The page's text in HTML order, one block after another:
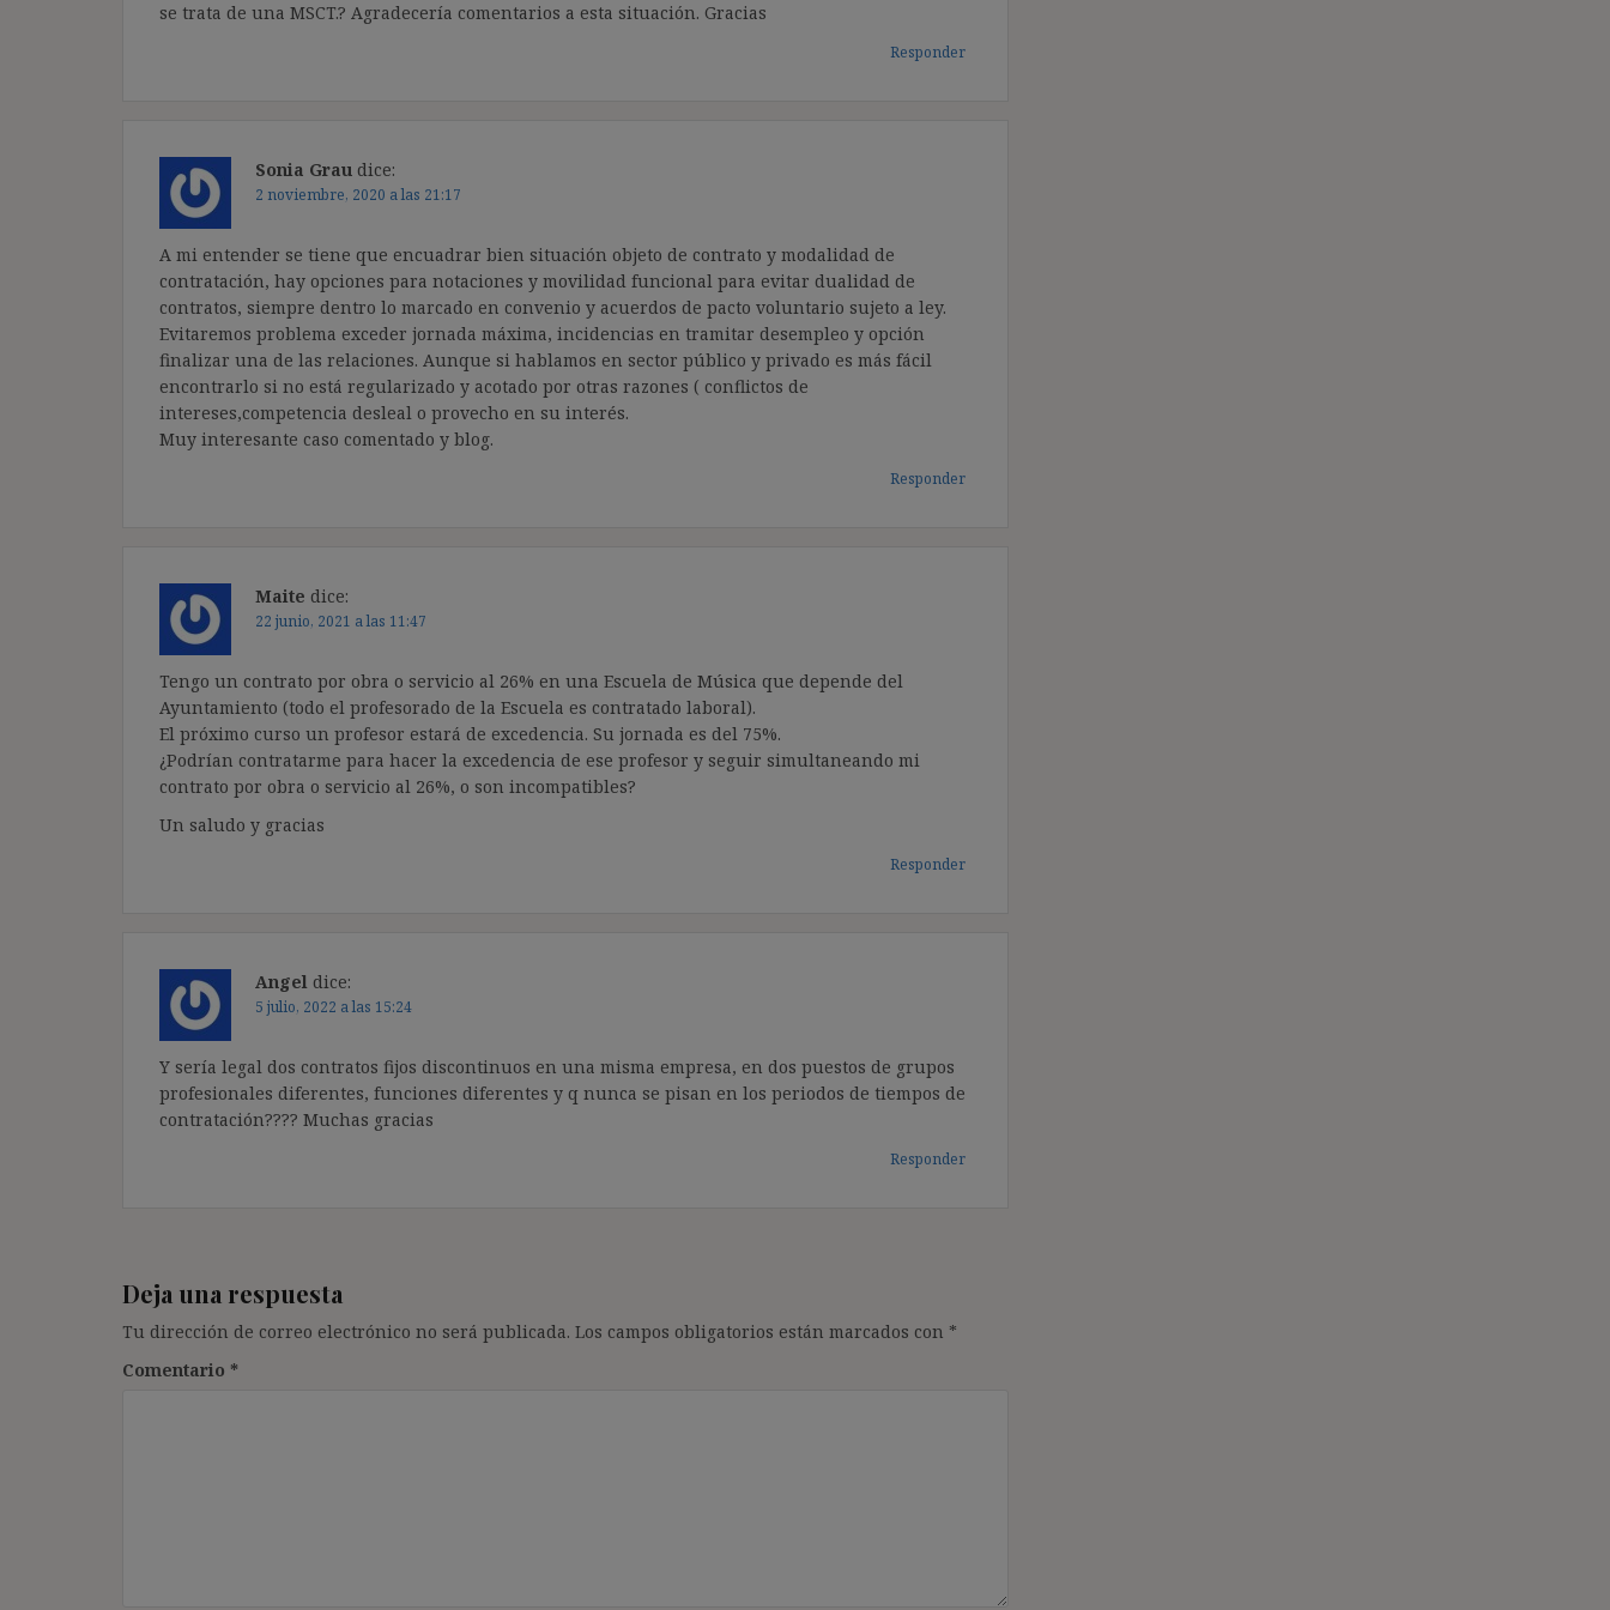
se trata de una MSCT.? Agradecería comentarios a esta situación. Gracias
Responder
Sonia Grau dice:
2 noviembre, 2020 a las 21:17
A mi entender se tiene que encuadrar bien situación objeto de contrato y modalidad de
contratación, hay opciones para notaciones y movilidad funcional para evitar dualidad de
contratos, siempre dentro lo marcado en convenio y acuerdos de pacto voluntario sujeto a ley.
Evitaremos problema exceder jornada máxima, incidencias en tramitar desempleo y opción
finalizar una de las relaciones. Aunque si hablamos en sector público y privado es más fácil
encontrarlo si no está regularizado y acotado por otras razones ( conflictos de
intereses,competencia desleal o provecho en su interés.
Muy interesante caso comentado y blog.
Responder
Maite dice:
22 junio, 2021 a las 11:47
Tengo un contrato por obra o servicio al 26% en una Escuela de Música que depende del
Ayuntamiento (todo el profesorado de la Escuela es contratado laboral).
El próximo curso un profesor estará de excedencia. Su jornada es del 75%.
¿Podrían contratarme para hacer la excedencia de ese profesor y seguir simultaneando mi
contrato por obra o servicio al 26%, o son incompatibles?
Un saludo y gracias
Responder
Angel dice:
5 julio, 2022 a las 15:24
Y sería legal dos contratos fijos discontinuos en una misma empresa, en dos puestos de grupos
profesionales diferentes, funciones diferentes y q nunca se pisan en los periodos de tiempos de
contratación???? Muchas gracias
Responder
Deja una respuesta
Tu dirección de correo electrónico no será publicada. Los campos obligatorios están marcados con *
Comentario *